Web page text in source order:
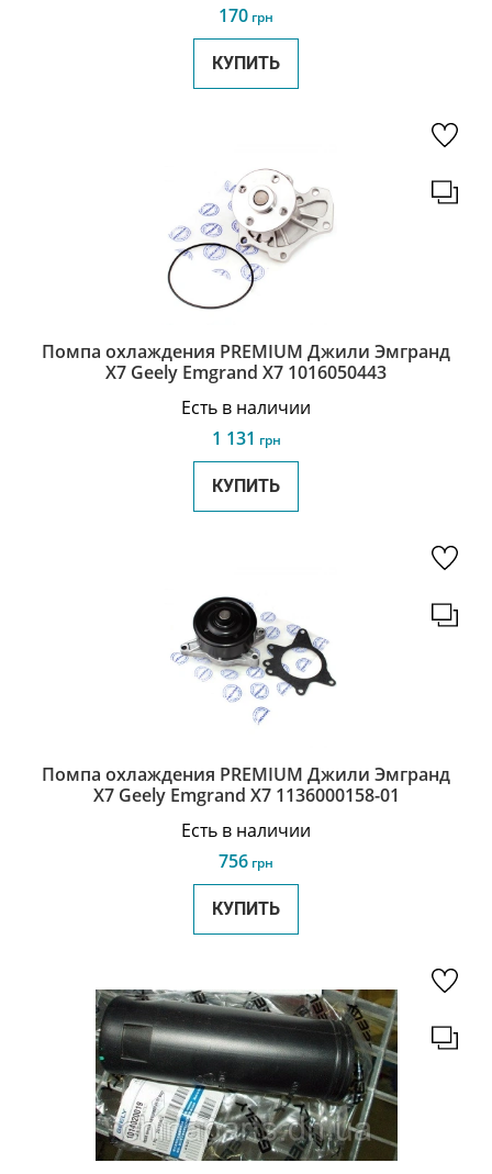
170 грн
КУПИТЬ
Помпа охлаждения PREMIUM Джили Эмгранд
Х7 Geely Emgrand X7 1016050443
Есть в наличии
1 131 грн
КУПИТЬ
Помпа охлаждения PREMIUM Джили Эмгранд
Х7 Geely Emgrand X7 1136000158-01
Есть в наличии
756 грн
КУПИТЬ